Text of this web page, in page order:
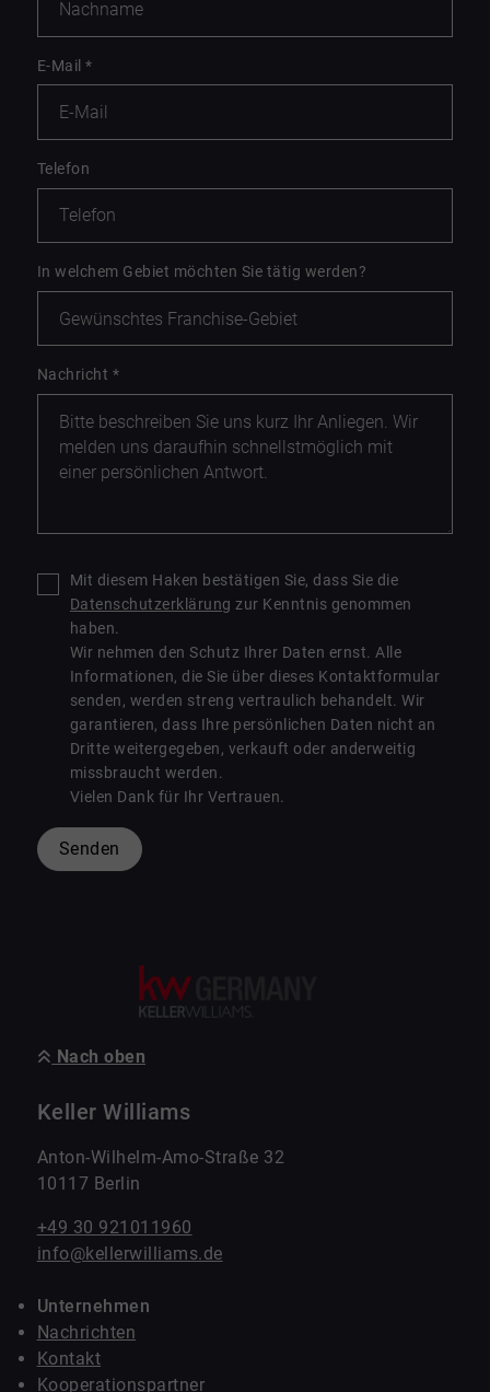
E-Mail*
Telefon
In welchem Gebiet möchten Sie tätig werden?
Nachricht *
Mit diesem Haken bestätigen Sie, dass Sie die
Datenschutzerklärung zur Kenntnis genommen
haben.
Wir nehmen den Schutz Ihrer Daten ernst. Alle
Informationen, die Sie über dieses Kontaktformular
senden, werden streng vertraulich behandelt. Wir
garantieren, dass Ihre persönlichen Daten nicht an
Dritte weitergegeben, verkauft oder anderweitig
missbraucht werden.
Vielen Dank für Ihr Vertrauen.
Senden
Nach oben
Keller Williams
Anton-Wilhelm-Amo-Straße 32
10117 Berlin
+49 30 921011960
info@kellerwilliams.de
Unternehmen
Nachrichten
Kontakt
Kooperationspartner